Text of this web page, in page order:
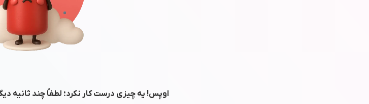
اوپس! یه چیزی درست کار نکرد؛ لطفاً چند ثانیه